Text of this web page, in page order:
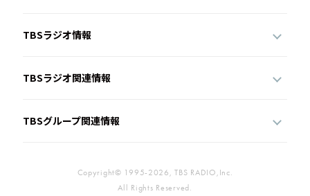
TBSラジオ情報
TBSラジオ関連情報
TBSグループ関連情報
Copyright© 1995-2026, TBS RADIO,Inc.
All Rights Reserved.